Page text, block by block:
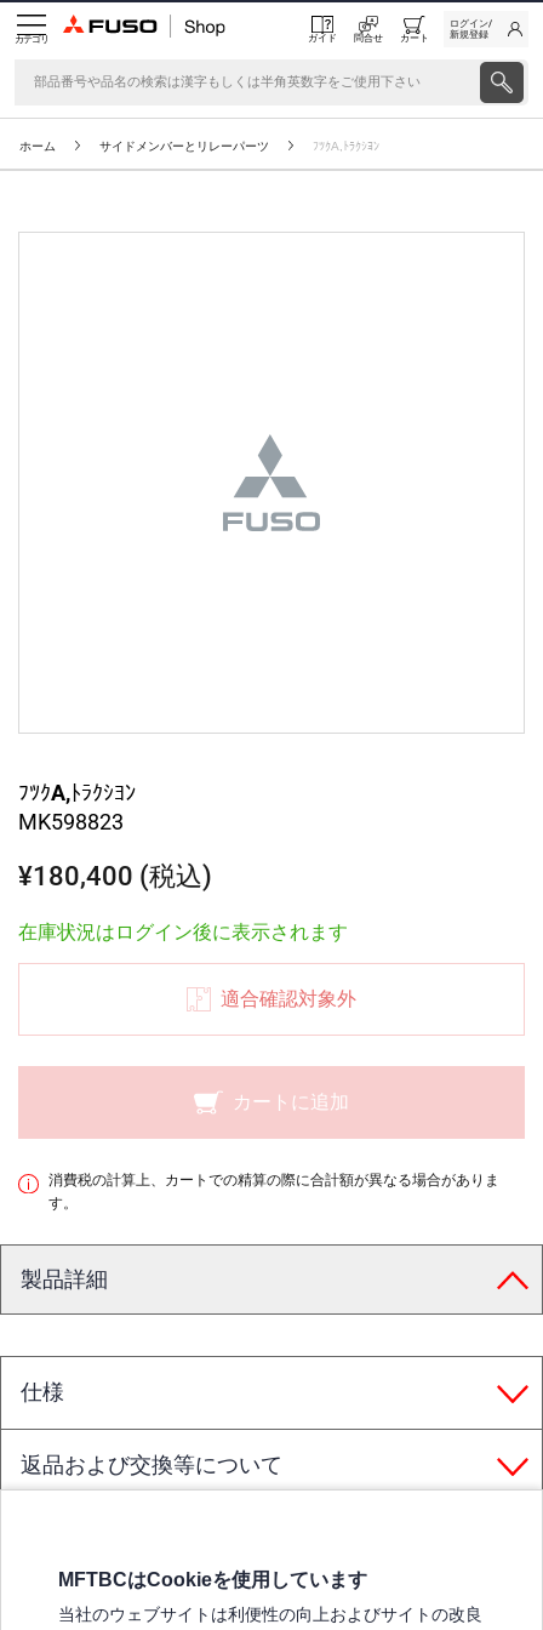
カテゴリ ガイド 問合せ カート
ログイン/
新規登録
ホーム サイドメンバーとリレーパーツ ﾌﾂｸA,ﾄﾗｸｼﾖﾝ
ﾌﾂｸA,ﾄﾗｸｼﾖﾝ
MK598823
¥180,400 (税込)
在庫状況はログイン後に表示されます
適合確認対象外
カートに追加
消費税の計算上、カートでの精算の際に合計額が異なる場合がありま
す。
製品詳細
仕様
返品および交換等について
MFTBCはCookieを使用しています
当社のウェブサイトは利便性の向上およびサイトの改良